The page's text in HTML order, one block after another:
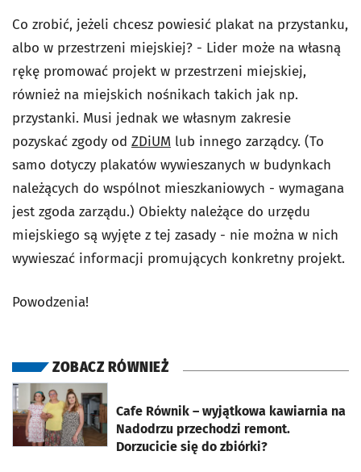
Co zrobić, jeżeli chcesz powiesić plakat na przystanku,
albo w przestrzeni miejskiej? - Lider może na własną
rękę promować projekt w przestrzeni miejskiej,
również na miejskich nośnikach takich jak np.
przystanki. Musi jednak we własnym zakresie
pozyskać zgody od ZDiUM lub innego zarządcy. (To
samo dotyczy plakatów wywieszanych w budynkach
należących do wspólnot mieszkaniowych - wymagana
jest zgoda zarządu.) Obiekty należące do urzędu
miejskiego są wyjęte z tej zasady - nie można w nich
wywieszać informacji promujących konkretny projekt.
Powodzenia!
ZOBACZ RÓWNIEŻ
Cafe Równik – wyjątkowa kawiarnia na
Nadodrzu przechodzi remont.
Dorzucicie się do zbiórki?
otworzy się w nowej karcie